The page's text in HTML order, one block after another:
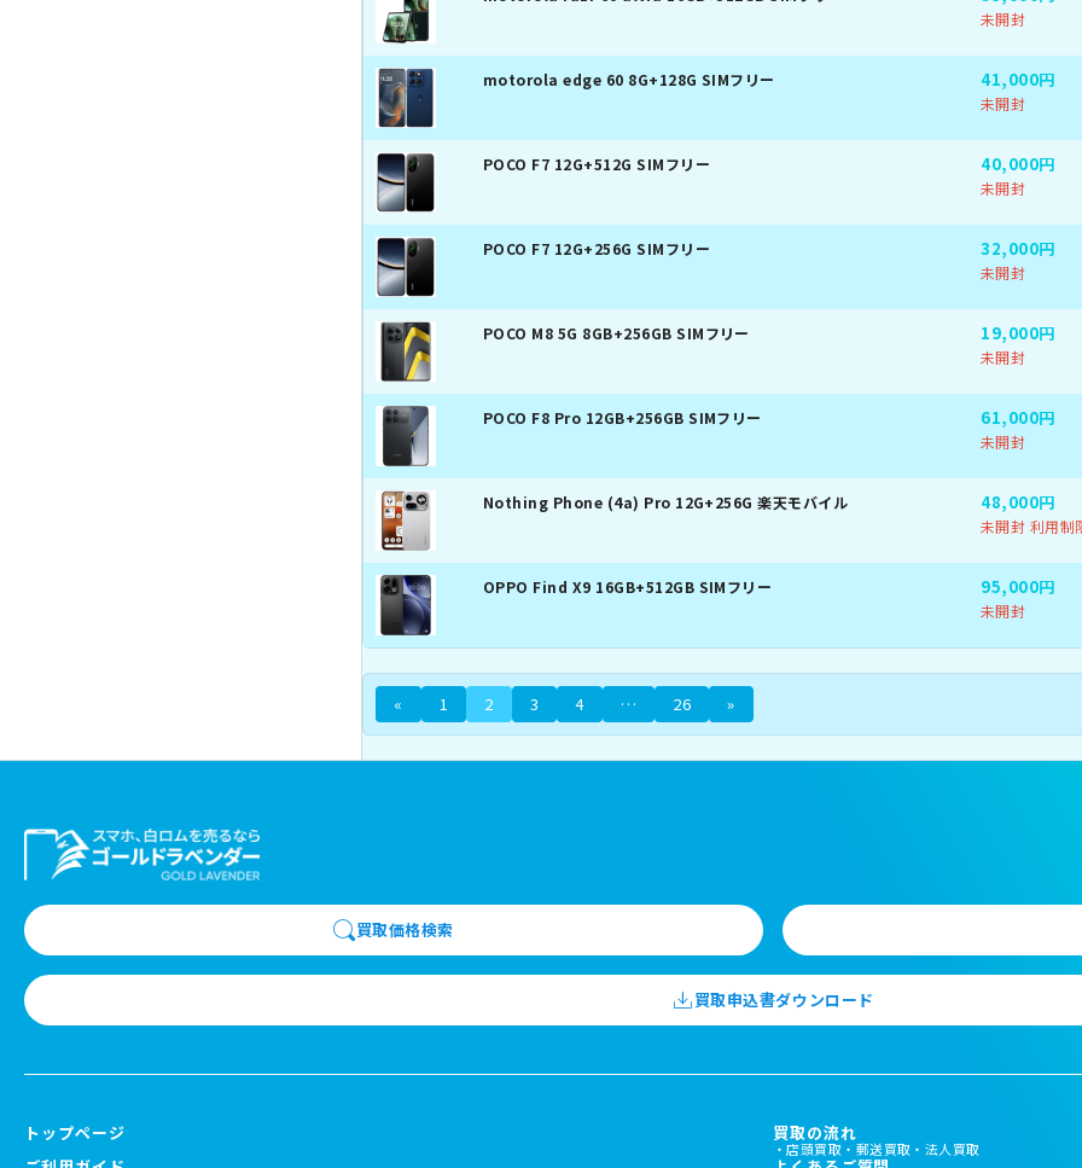
未開封
motorola edge 60 8G+128G SIMフリー 41,000円
未開封
POCO F7 12G+512G SIMフリー 40,000円
未開封
POCO F7 12G+256G SIMフリー 32,000円
未開封
POCO M8 5G 8GB+256GB SIMフリー 19,000円
未開封
POCO F8 Pro 12GB+256GB SIMフリー 61,000円
未開封
Nothing Phone (4a) Pro 12G+256G 楽天モバイル 48,000円
未開封 利用制
OPPO Find X9 16GB+512GB SIMフリー 95,000円
未開封
« 1 2 3 4 … 26 »
買取価格検索
買取申込書ダウンロード
トップページ 買取の流れ
店頭買取 郵送買取 法人買取